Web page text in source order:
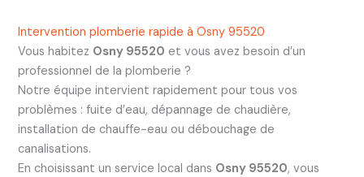
Intervention plomberie rapide à Osny 95520
Vous habitez Osny 95520 et vous avez besoin d’un
professionnel de la plomberie ?
Notre équipe intervient rapidement pour tous vos
problèmes : fuite d’eau, dépannage de chaudière,
installation de chauffe-eau ou débouchage de
canalisations.
En choisissant un service local dans Osny 95520, vous